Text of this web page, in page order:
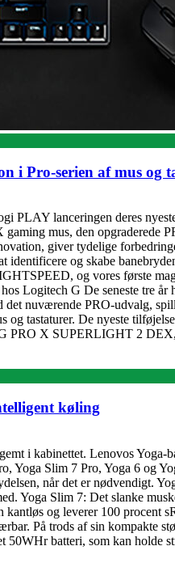
i Pro-serien af mus og
PLAY lanceringen deres
mus, den
giver tydelige
og skabe
og vores første
Logitech G De seneste tre
nuværende PRO-udvalg,
og tastaturer. De nyeste
PRO X SUPERLIGHT 2
køling
i kabinettet. Lenovos
Yoga Slim 7 Pro, Yoga 6 og
når det er nødvendigt.
Yoga Slim 7: Det slanke
og leverer 100 procent
På trods af sin kompakte
50WHr batteri, som kan